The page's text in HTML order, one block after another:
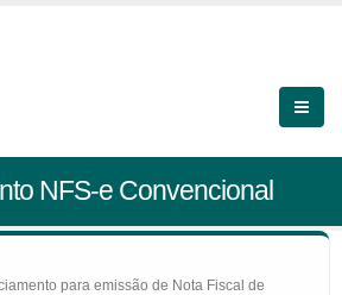
NFS-e Convencional
para emissão de Nota Fiscal de